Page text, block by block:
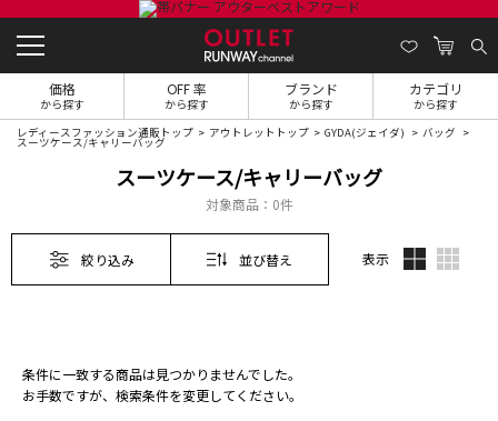
価格
から探す
OFF 率
から探す
ブランド
から探す
カテゴリ
から探す
レディースファッション通販トップ アウトレットトップ GYDA(ジェイダ) バッグ
スーツケース/キャリーバッグ
スーツケース/キャリーバッグ
対象商品： 0件
絞り込み 並び替え 表示
条件に一致する商品は見つかりませんでした。
お手数ですが、検索条件を変更してください。